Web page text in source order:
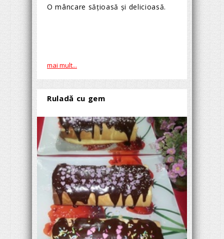
O mâncare săţioasă şi delicioasă.
mai mult...
Ruladă cu gem